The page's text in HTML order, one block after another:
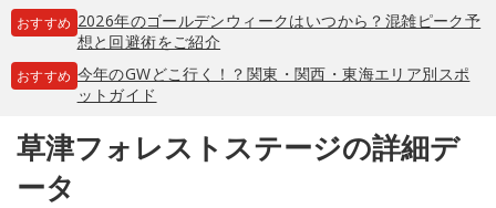
おすすめ 2026年のゴールデンウィークはいつから？混雑ピーク予
想と回避術をご紹介
おすすめ 今年のGWどこ行く！？関東・関西・東海エリア別スポ
ットガイド
草津フォレストステージの詳細デ
ータ